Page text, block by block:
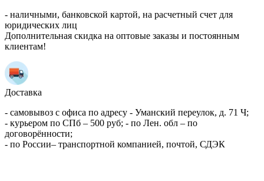
- наличными, банковской картой, на расчетный счет для
юридических лиц
Дополнительная скидка на оптовые заказы и постоянным
клиентам!
Доставка
- самовывоз с офиса по адресу - Уманский переулок, д. 71 Ч;
- курьером по СПб – 500 руб; - по Лен. обл – по
договорённости;
- по России– транспортной компанией, почтой, СДЭК